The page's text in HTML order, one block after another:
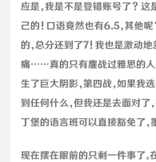
应是，我是不是登错账号了？这
己的！口语竟然也有6.5，其他
的，总分还到了7！我也是激动
痛……真的只有鏖战过雅思的人
生了巨大阴影，第四战，如果我
到任何什么，但我还是去面对了
丁堡的语言班可以直接豁免了，
现在摆在眼前的只剩一件事了